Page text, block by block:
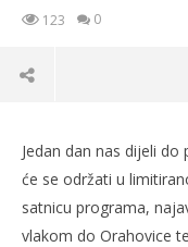
123 0
Jedan dan nas dijeli
će se održati u
satnicu programa,
vlakom do Orahovice